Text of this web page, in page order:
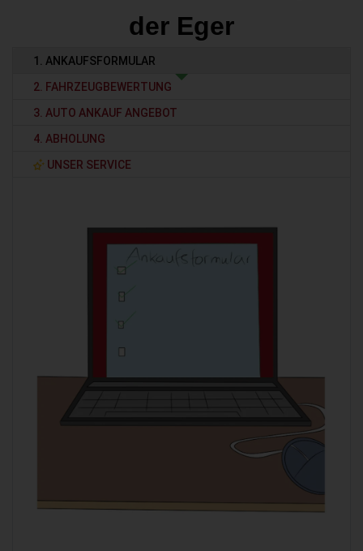
der Eger
1. ANKAUFSFORMULAR
2. FAHRZEUGBEWERTUNG
3. AUTO ANKAUF ANGEBOT
4. ABHOLUNG
UNSER SERVICE